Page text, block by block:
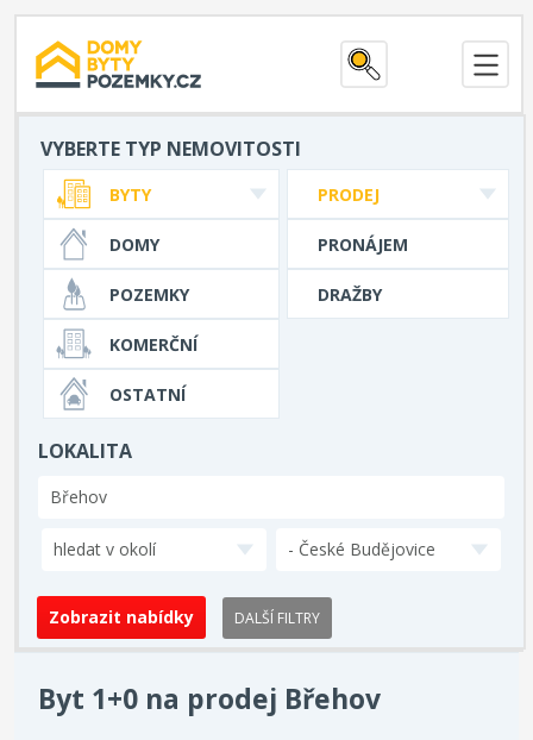
VYBERTE TYP NEMOVITOSTI
PRODEJ
PRONÁJEM
DRAŽBY
BYTY
DOMY
POZEMKY
KOMERČNÍ
OSTATNÍ
LOKALITA
hledat v okolí - České Budějovice
DALŠÍ FILTRY
Byt 1+0 na prodej Břehov